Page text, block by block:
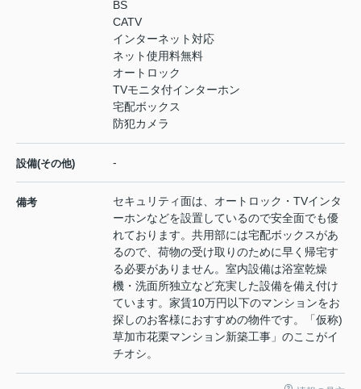
BS
CATV
インターネット対応
ネット使用料無料
オートロック
TVモニタ付インターホン
宅配ボックス
防犯カメラ
設備(その他) -
備考
セキュリティ面は、オートロック・TVインタ
ーホンなどを設置しているので安全面でも優
れております。共用部には宅配ボックスがあ
るので、荷物の受け取りのために早く帰宅す
る必要がありません。室内設備は浴室乾燥
機・洗面所独立など充実した設備を備え付け
ています。家賃10万円以下のマンションをお
探しのお客様におすすめの物件です。「仮称)
草加市花栗マンション新築工事」のここがイ
チオシ。